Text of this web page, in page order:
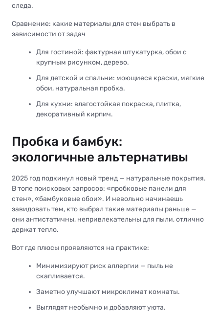
следа.
Сравнение: какие материалы для стен выбрать в
зависимости от задач
Для гостиной: фактурная штукатурка, обои с
крупным рисунком, дерево.
Для детской и спальни: моющиеся краски, мягкие
обои, натуральная пробка.
Для кухни: влагостойкая покраска, плитка,
декоративный кирпич.
Пробка и бамбук:
экологичные альтернативы
2025 год подкинул новый тренд — натуральные покрытия.
В топе поисковых запросов: «пробковые панели для
стен», «бамбуковые обои». И невольно начинаешь
завидовать тем, кто выбрал такие материалы раньше —
они антистатичны, непривлекательны для пыли, отлично
держат тепло.
Вот где плюсы проявляются на практике:
Минимизируют риск аллергии — пыль не
скапливается.
Заметно улучшают микроклимат комнаты.
Выглядят необычно и добавляют уюта.